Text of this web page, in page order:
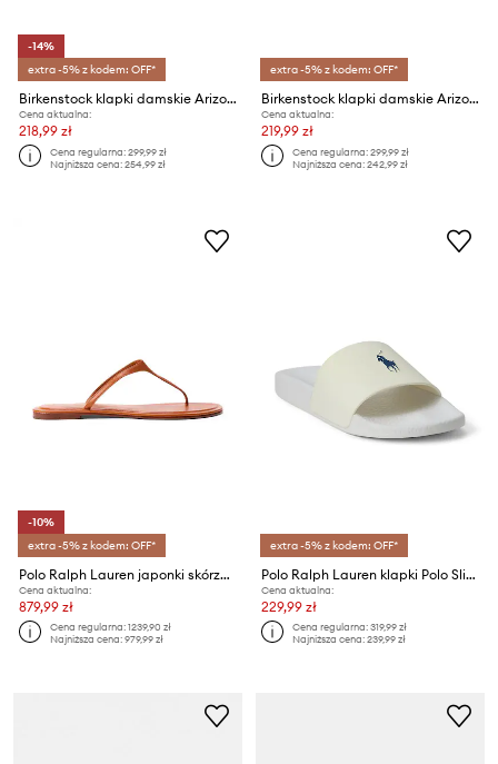
-14%
extra -5% z kodem: OFF*
Birkenstock klapki damskie Arizona EVA Big Buckle
Cena aktualna:
218,99 zł
Cena regularna:299,99 zł
Najniższa cena:254,99 zł
extra -5% z kodem: OFF*
Birkenstock klapki damskie Arizona EVA Big Buckle
Cena aktualna:
219,99 zł
Cena regularna:299,99 zł
Najniższa cena:242,99 zł
-10%
extra -5% z kodem: OFF*
Polo Ralph Lauren japonki skórzane Ply Thng Snd
Cena aktualna:
879,99 zł
Cena regularna:1239,90 zł
Najniższa cena:979,99 zł
extra -5% z kodem: OFF*
Polo Ralph Lauren klapki Polo Slide
Cena aktualna:
229,99 zł
Cena regularna:319,99 zł
Najniższa cena:239,99 zł